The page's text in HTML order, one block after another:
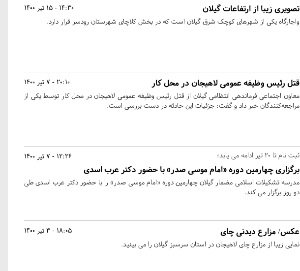
14:30 - 15 تیر 1400 تصویری زیبا از ارتفاعات گیلان
واجارگاه یکی از شهرهای کوچک شرق گیلان است که در بخش کلاچای شهرستان رودسر قرار دارد.
20:10 - 7 تیر 1400 قتل رئیس وظیفه عمومی لاهیجان در محل کار
معاون اجتماعی فرماندهی انتظامی گیلان از قتل رئیس وظیفه عمومی لاهیجان در محل کار توسط یکی از
مراجعه‌کنندگان خبر داد و گفت: جزئیات این حادثه در دست بررسی است.
12:26 - 7 تیر 1400 ثبت نام تا 20 تیر ادامه می یابد؛
برگزاری چهارمین دوره «امام موسی صدر» با حضور دکتر عرب اسدی
مدرسه تشکیلات اسلامی مضمار گیلان چهارمین دوره «امام موسی صدر» را با حضور دکتر عرب اسدی طی
دو روز برگزار می کند.
18:05 - 3 تیر 1400 عکس/ مزارع دیدنی چای
نمایی زیبا از مزارع چای لاهیجان در استان سرسبز گیلان را می بینید.